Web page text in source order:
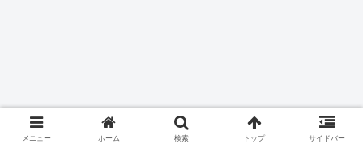
メニュー ホーム 検索 トップ サイドバー